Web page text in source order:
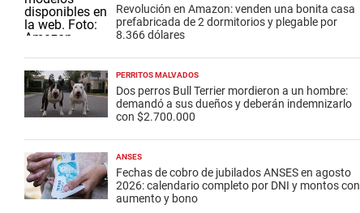
Revolución en Amazon: venden una bonita casa
prefabricada de 2 dormitorios y plegable por
8.366 dólares
PERRITOS MALVADOS
Dos perros Bull Terrier mordieron a un hombre:
demandó a sus dueños y deberán indemnizarlo
con $2.700.000
ANSES
Fechas de cobro de jubilados ANSES en agosto
2026: calendario completo por DNI y montos con
aumento y bono